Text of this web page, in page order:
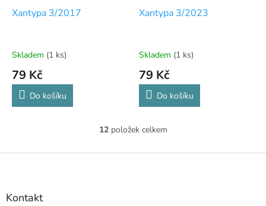
Xantypa 3/2017
Skladem (1 ks)
79 Kč
Do košíku
Xantypa 3/2023
Skladem (1 ks)
79 Kč
Do košíku
O
l
12položek celkem
Z
Kontakt